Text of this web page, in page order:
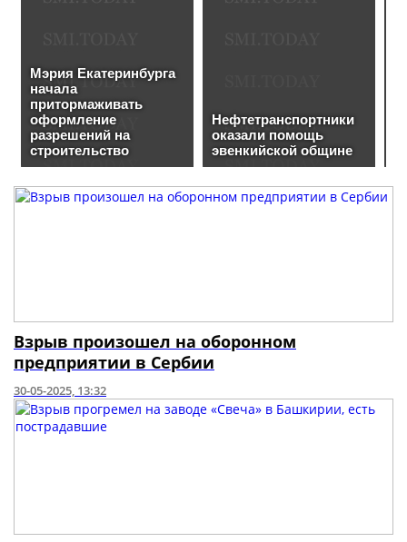
Взрыв произошел на оборонном
предприятии в Сербии
30-05-2025, 13:32